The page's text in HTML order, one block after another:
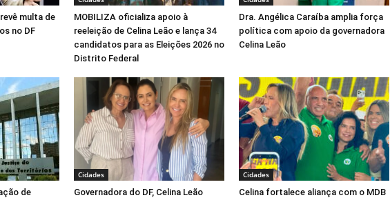
multa de
no DF
MOBILIZA oficializa apoio à
reeleição de Celina Leão e lança 34
candidatos para as Eleições 2026 no
Distrito Federal
Dra. Angélica Caraíba amplia força
política com apoio da governadora
Celina Leão
de
Cidades
Governadora do DF, Celina Leão
Cidades
Celina fortalece aliança com o MDB